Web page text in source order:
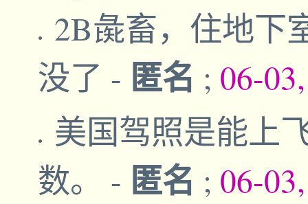
2B彘畜，住地下
没了 - 匿名 ; 06-
美国驾照是能上
数。 - 匿名 ; 06-